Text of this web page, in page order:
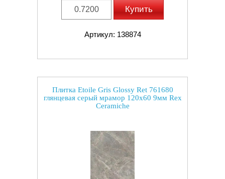
Купить
Артикул: 138874
Плитка Etoile Gris Glossy Ret 761680
глянцевая серый мрамор 120x60 9мм Rex
Ceramiche